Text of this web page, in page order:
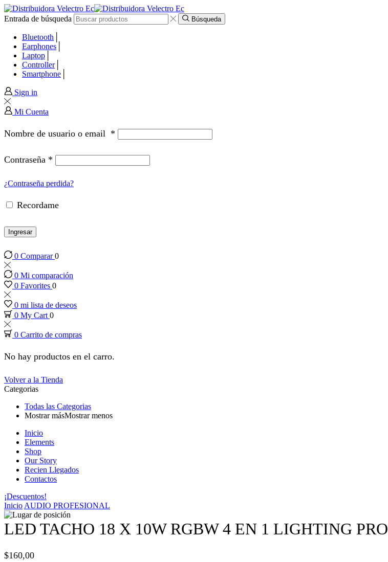
Entrada de búsqueda Búsqueda
Bluetooth
Earphones
Laptop
Controller
Smartphone
Sign in
Mi Cuenta
Nombre de usuario o email *
Contraseña *
¿Contraseña perdida?
Recordame
Ingresar
0 Comparar0
0 Mi comparación
0 Favorites 0
0 mi lista de deseos
0 My Cart 0
0 Carrito de compras
No hay productos en el carro.
Volver a la Tienda
Categorias
Todas las Categorias
Mostrar másMostrar menos
Inicio
Elements
Shop
Our Story
Recien Llegados
Contactos
¡Descuentos!
InicioAUDIO PROFESIONAL
LED TACHO 18 X 10W RGBW 4 EN 1 LIGHTING PRO
$160,00